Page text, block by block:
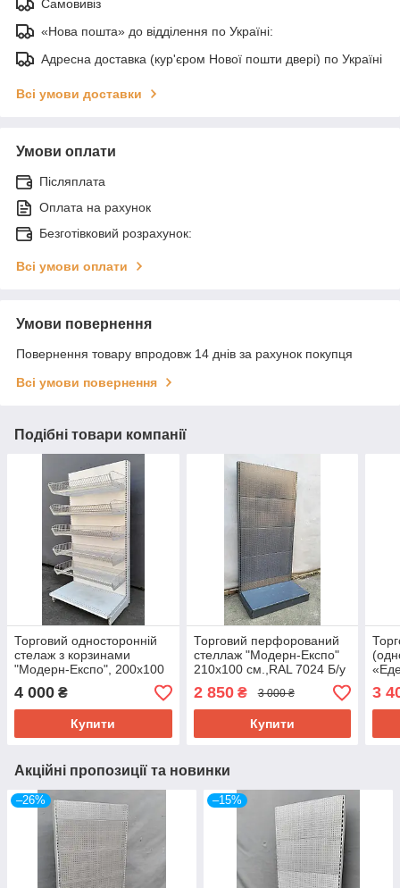
Самовивіз
«Нова пошта» до відділення по Україні:
Адресна доставка (кур'єром Нової пошти двері) по Україні
Всі умови доставки
Умови оплати
Післяплата
Оплата на рахунок
Безготівковий розрахунок:
Всі умови оплати
Умови повернення
Повернення товару впродовж 14 днів за рахунок покупця
Всі умови повернення
Подібні товари компанії
Торговий односторонній
стелаж з корзинами
"Модерн-Експо", 200х100
см., подіум + 5 корзин, Б/у
4 000 ₴
Купити
Торговий перфорований
стеллаж "Модерн-Експо"
210х100 см.,RAL 7024 Б/у
2 850₴ 3 000 ₴
Купити
3
Акційні пропозиції та новинки
–26% –15%